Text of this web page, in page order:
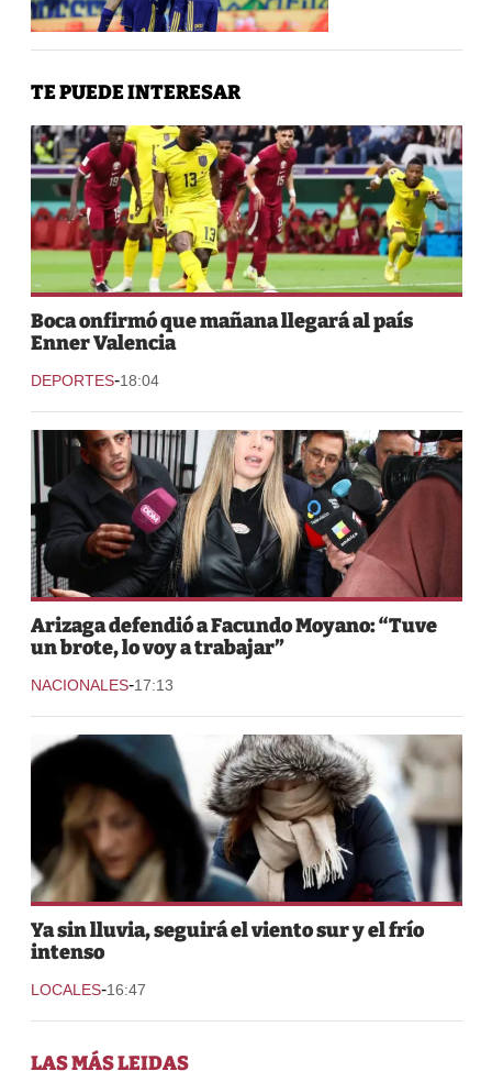
TE PUEDE INTERESAR
Boca onfirmó que mañana llegará al país
Enner Valencia
DEPORTES-18:04
Arizaga defendió a Facundo Moyano: “Tuve
un brote, lo voy a trabajar”
NACIONALES-17:13
Ya sin lluvia, seguirá el viento sur y el frío
intenso
LOCALES-16:47
LAS MÁS LEIDAS